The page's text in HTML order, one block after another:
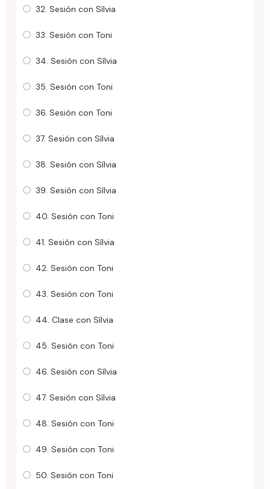
32. Sesión con Sílvia
33. Sesión con Toni
34. Sesión con Sílvia
35. Sesión con Toni
36. Sesión con Toni
37. Sesión con Sílvia
38. Sesión con Sílvia
39. Sesión con Sílvia
40. Sesión con Toni
41. Sesión con Sílvia
42. Sesión con Toni
43. Sesión con Toni
44. Clase con Sílvia
45. Sesión con Toni
46. Sesión con Sílvia
47. Sesión con Sílvia
48. Sesión con Toni
49. Sesión con Toni
50. Sesión con Toni